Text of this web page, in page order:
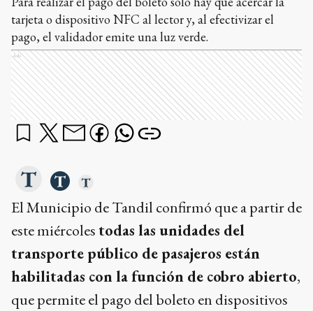
tarjeta o dispositivo NFC al lector y, al efectivizar el
pago, el validador emite una luz verde.
Ads
El Municipio de Tandil confirmó que a partir de
este miércolestodas las unidades del
transporte público de pasajeros están
habilitadas con la función de cobro abierto,
que permite el pago del boleto en dispositivos